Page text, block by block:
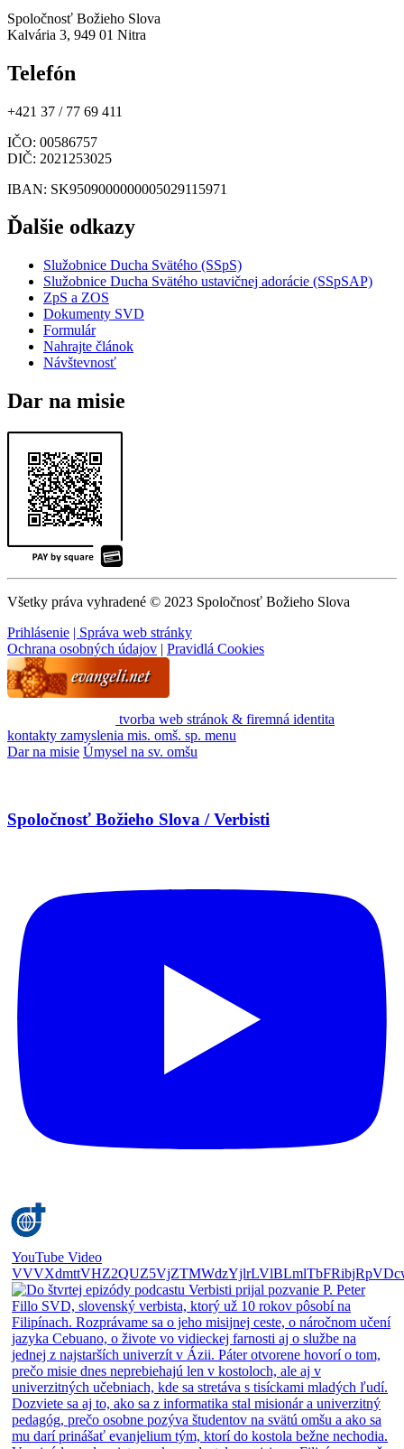
Spoločnosť Božieho Slova
Kalvária 3, 949 01 Nitra
Telefón
+421 37 / 77 69 411
IČO: 00586757
DIČ: 2021253025
IBAN: SK9509000000005029115971
Ďalšie odkazy
Služobnice Ducha Svätého (SSpS)
Služobnice Ducha Svätého ustavičnej adorácie (SSpSAP)
ZpS a ZOS
Dokumenty SVD
Formulár
Nahrajte článok
Návštevnosť
Dar na misie
Všetky práva vyhradené © 2023 Spoločnosť Božieho Slova
Prihlásenie | Správa web stránky
Ochrana osobných údajov | Pravidlá Cookies
tvorba web stránok & firemná identita
kontakty zamyslenia mis. omš. sp. menu
Dar na misie Úmysel na sv. omšu
Spoločnosť Božieho Slova / Verbisti
YouTube Video